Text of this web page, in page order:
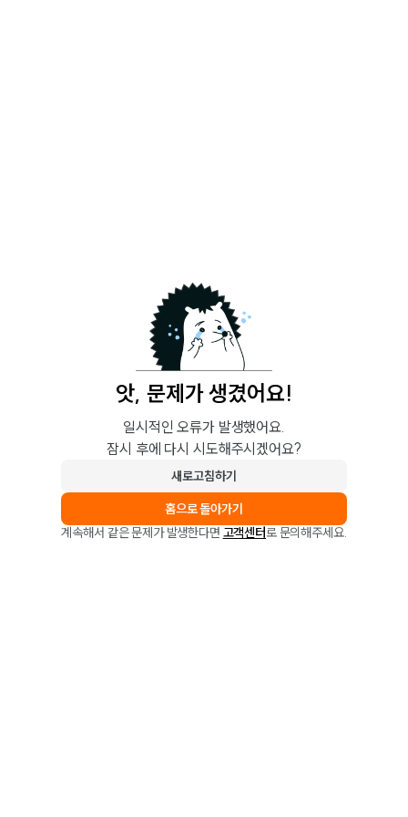
앗, 문제가 생겼어요!
일시적인 오류가 발생했어요.
잠시 후에 다시 시도해주시겠어요?
새로고침하기
홈으로 돌아가기
계속해서 같은 문제가 발생한다면 고객센터로 문의해주세요.